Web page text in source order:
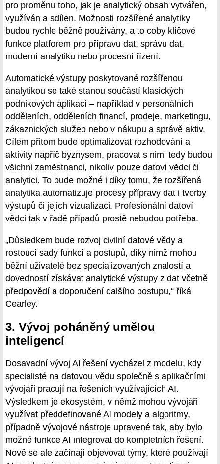
pro proměnu toho, jak je analytický obsah vytvářen,
využíván a sdílen. Možnosti rozšířené analytiky
budou rychle běžně používány, a to coby klíčové
funkce platforem pro přípravu dat, správu dat,
moderní analytiku nebo procesní řízení.
Automatické výstupy poskytované rozšířenou
analytikou se také stanou součástí klasických
podnikových aplikací – například v personálních
odděleních, odděleních financí, prodeje, marketingu,
zákaznických služeb nebo v nákupu a správě aktiv.
Cílem přitom bude optimalizovat rozhodování a
aktivity napříč byznysem, pracovat s nimi tedy budou
všichni zaměstnanci, nikoliv pouze datoví vědci či
analytici. To bude možné i díky tomu, že rozšířená
analytika automatizuje procesy přípravy dat i tvorby
výstupů či jejich vizualizaci. Profesionální datoví
vědci tak v řadě případů prostě nebudou potřeba.
„Důsledkem bude rozvoj civilní datové vědy a
rostoucí sady funkcí a postupů, díky nimž mohou
běžní uživatelé bez specializovaných znalostí a
dovedností získávat analytické výstupy z dat včetně
předpovědí a doporučení dalšího postupu,“ říká
Cearley.
3. Vývoj poháněný umělou
inteligencí
Dosavadní vývoj AI řešení vycházel z modelu, kdy
specialisté na datovou vědu společně s aplikačními
vývojáři pracují na řešeních využívajících AI.
Výsledkem je ekosystém, v němž mohou vývojáři
využívat předdefinované AI modely a algoritmy,
případně vývojové nástroje upravené tak, aby bylo
možné funkce AI integrovat do kompletních řešení.
Nově se ale začínají objevovat týmy, které používají